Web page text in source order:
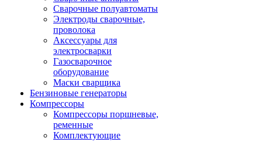
Сварочные полуавтоматы
Электроды сварочные,
проволока
Аксессуары для
электросварки
Газосварочное
оборудование
Маски сварщика
Бензиновые генераторы
Компрессоры
Компрессоры поршневые,
ременные
Комплектующие